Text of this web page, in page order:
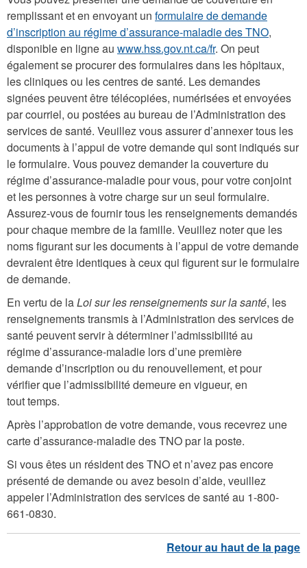
remplissant et en envoyant un formulaire de demande
d’inscription au régime d’assurance-maladie des TNO,
disponible en ligne au www.hss.gov.nt.ca/fr. On peut
également se procurer des formulaires dans les hôpitaux,
les cliniques ou les centres de santé. Les demandes
signées peuvent être télécopiées, numérisées et envoyées
par courriel, ou postées au bureau de l’Administration des
services de santé. Veuillez vous assurer d’annexer tous les
documents à l’appui de votre demande qui sont indiqués sur
le formulaire. Vous pouvez demander la couverture du
régime d’assurance-maladie pour vous, pour votre conjoint
et les personnes à votre charge sur un seul formulaire.
Assurez-vous de fournir tous les renseignements demandés
pour chaque membre de la famille. Veuillez noter que les
noms figurant sur les documents à l’appui de votre demande
devraient être identiques à ceux qui figurent sur le formulaire
de demande.
En vertu de laLoi sur les renseignements sur la santé, les
renseignements transmis à l’Administration des services de
santé peuvent servir à déterminer l’admissibilité au
régime d’assurance-maladie lors d’une première
demande d’inscription ou du renouvellement, et pour
vérifier que l’admissibilité demeure en vigueur, en
tout temps.
Après l’approbation de votre demande, vous recevrez une
carte d’assurance-maladie des TNO par la poste.
Si vous êtes un résident des TNO et n’avez pas encore
présenté de demande ou avez besoin d’aide, veuillez
appeler l’Administration des services de santé au 1-800-
661-0830.